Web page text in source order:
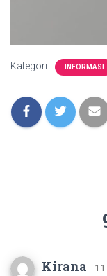
Kategori: INFORMASI
Kirana ·